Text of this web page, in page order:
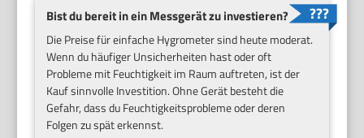
Bist du bereit in ein Messgerät zu investieren?
Die Preise für einfache Hygrometer sind heute moderat.
Wenn du häufiger Unsicherheiten hast oder oft
Probleme mit Feuchtigkeit im Raum auftreten, ist der
Kauf sinnvolle Investition. Ohne Gerät besteht die
Gefahr, dass du Feuchtigkeitsprobleme oder deren
Folgen zu spät erkennst.